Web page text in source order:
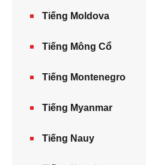
Tiếng Moldova
Tiếng Mông Cổ
Tiếng Montenegro
Tiếng Myanmar
Tiếng Nauy